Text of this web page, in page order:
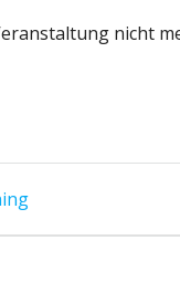
nicht